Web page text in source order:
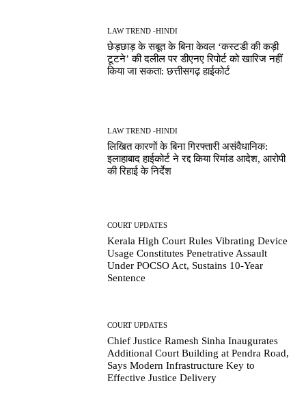
LAW TREND -HINDI
छेड़छाड़ के सबूत के बिना केवल ‘कस्टडी की कड़ी
टूटने’ की दलील पर डीएनए रिपोर्ट को खारिज नहीं
किया जा सकता: छत्तीसगढ़ हाईकोर्ट
LAW TREND -HINDI
लिखित कारणों के बिना गिरफ्तारी असंवैधानिक:
इलाहाबाद हाईकोर्ट ने रद्द किया रिमांड आदेश, आरोपी
की रिहाई के निर्देश
COURT UPDATES
Kerala High Court Rules Vibrating Device
Usage Constitutes Penetrative Assault
Under POCSO Act, Sustains 10-Year
Sentence
COURT UPDATES
Chief Justice Ramesh Sinha Inaugurates
Additional Court Building at Pendra Road,
Says Modern Infrastructure Key to
Effective Justice Delivery